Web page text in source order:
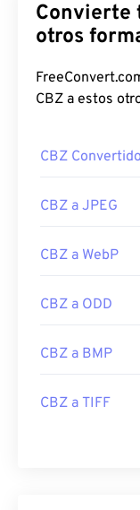
Convierte
otros
CBZ a estos
CBZ
CBZ a JPEG
CBZ a WebP
CBZ a ODD
CBZ a BMP
CBZ a TIFF